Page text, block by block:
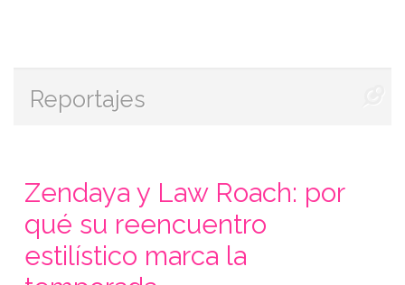
Reportajes
Zendaya y Law Roach: por
qué su reencuentro
estilístico marca la